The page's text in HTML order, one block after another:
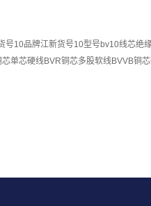
号10品牌江新货号10型号bv10线芯
单芯硬线BVR铜芯多股软线BVVB铜